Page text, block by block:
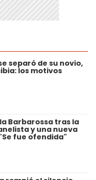
separó de su novio,
los motivos
Barbarossa tras la
y una nueva
fue ofendida"